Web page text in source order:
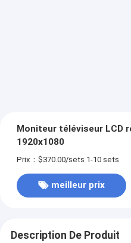
Moniteur téléviseur LCD
1920x1080
Prix：$370.00/sets 1-10 sets
meilleur prix
Description De Produit